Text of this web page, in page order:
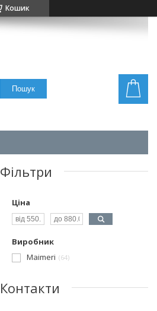
Кошик
Пошук
Фільтри
Ціна
Виробник
Maimeri
64
Контакти